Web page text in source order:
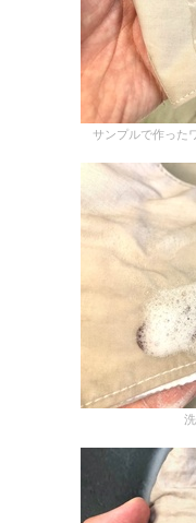
サンプルで作った